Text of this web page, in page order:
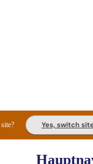
site? Yes, switch